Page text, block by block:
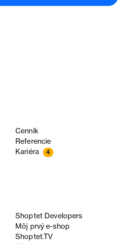
Cenník
Referencie
Kariéra 4
Shoptet Developers
Môj prvý e-shop
Shoptet.TV